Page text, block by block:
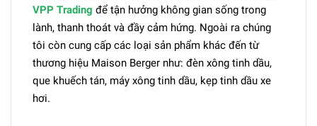
VPP Trading để tận hưởng không gian sống trong
lành, thanh thoát và đầy cảm hứng. Ngoài ra chúng
tôi còn cung cấp các loại sản phẩm khác đến từ
thương hiệu Maison Berger như: đèn xông tinh dầu,
que khuếch tán, máy xông tinh dầu, kẹp tinh dầu xe
hơi.